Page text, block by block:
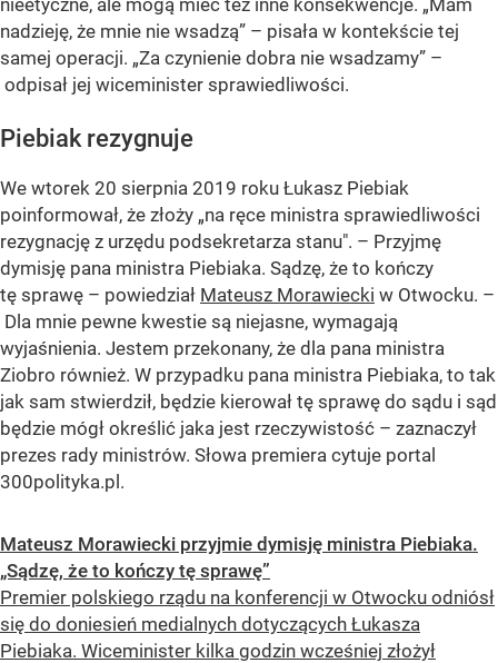
nadzieję, że mnie nie wsadzą” – pisała w kontekście tej
samej operacji. „Za czynienie dobra nie wsadzamy” –
odpisał jej wiceminister sprawiedliwości.
Piebiak rezygnuje
We wtorek 20 sierpnia 2019 roku Łukasz Piebiak
poinformował, że złoży „na ręce ministra sprawiedliwości
rezygnację z urzędu podsekretarza stanu". – Przyjmę
dymisję pana ministra Piebiaka. Sądzę, że to kończy
tę sprawę – powiedział Mateusz Morawiecki w Otwocku. –
Dla mnie pewne kwestie są niejasne, wymagają
wyjaśnienia. Jestem przekonany, że dla pana ministra
Ziobro również. W przypadku pana ministra Piebiaka, to tak
jak sam stwierdził, będzie kierował tę sprawę do sądu i sąd
będzie mógł określić jaka jest rzeczywistość – zaznaczył
prezes rady ministrów. Słowa premiera cytuje portal
300polityka.pl.
Mateusz Morawiecki przyjmie dymisję ministra Piebiaka.
„Sądzę, że to kończy tę sprawę”
Premier polskiego rządu na konferencji w Otwocku odniósł
się do doniesień medialnych dotyczących Łukasza
Piebiaka. Wiceminister kilka godzin wcześniej złożył